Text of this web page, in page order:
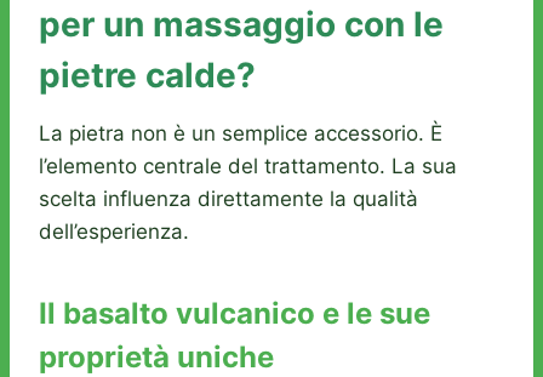
per un massaggio con le
pietre calde?
La pietra non è un semplice accessorio. È
l’elemento centrale del trattamento. La sua
scelta influenza direttamente la qualità
dell’esperienza.
Il basalto vulcanico e le sue
proprietà uniche